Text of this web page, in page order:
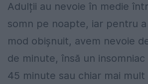
Adulții au nevoie în medie
somn pe noapte, iar pentru
mod obișnuit, avem nevoie
de minute, însă un
45 minute sau chiar mai